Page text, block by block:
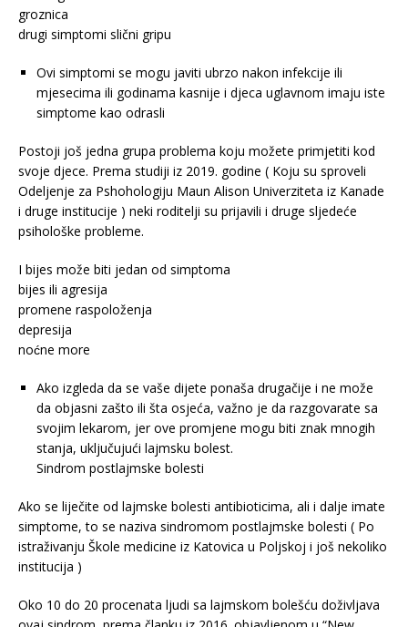
groznica
drugi simptomi slični gripu
Ovi simptomi se mogu javiti ubrzo nakon infekcije ili
mjesecima ili godinama kasnije i djeca uglavnom imaju iste
simptome kao odrasli
Postoji još jedna grupa problema koju možete primjetiti kod
svoje djece. Prema studiji iz 2019. godine ( Koju su sproveli
Odeljenje za Pshohologiju Maun Alison Univerziteta iz Kanade
i druge institucije ) neki roditelji su prijavili i druge sljedeće
psihološke probleme.
I bijes može biti jedan od simptoma
bijes ili agresija
promene raspoloženja
depresija
noćne more
Ako izgleda da se vaše dijete ponaša drugačije i ne može
da objasni zašto ili šta osjeća, važno je da razgovarate sa
svojim lekarom, jer ove promjene mogu biti znak mnogih
stanja, uključujući lajmsku bolest.
Sindrom postlajmske bolesti
Ako se liječite od lajmske bolesti antibioticima, ali i dalje imate
simptome, to se naziva sindromom postlajmske bolesti ( Po
istraživanju Škole medicine iz Katovica u Poljskoj i još nekoliko
institucija )
Oko 10 do 20 procenata ljudi sa lajmskom bolešću doživljava